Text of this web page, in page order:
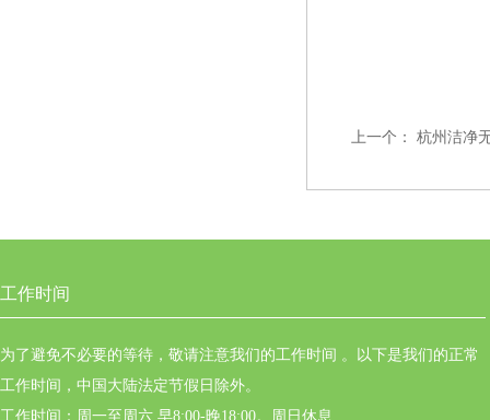
上一个： 杭州洁净
工作时间
为了避免不必要的等待，敬请注意我们的工作时间 。以下是我们的正常
工作时间，中国大陆法定节假日除外。
工作时间：周一至周六 早8:00-晚18:00。周日休息